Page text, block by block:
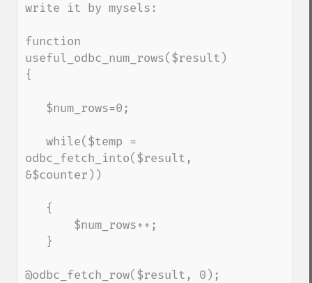
write it by mysels:
function
useful_odbc_num_rows($result)
{
odbc_fetch_into($result,
&$counter))
@odbc_fetch_row($result, 0);